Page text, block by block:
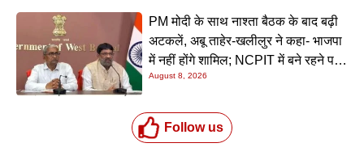
PM मोदी के साथ नाश्ता बैठक के बाद बढ़ी
अटकलें, अबू ताहेर-खलीलुर ने कहा- भाजपा
में नहीं होंगे शामिल; NCPIT में बने रहने पर
भी नहीं दिया स्पष्ट जवाब
August 8, 2026
Follow us